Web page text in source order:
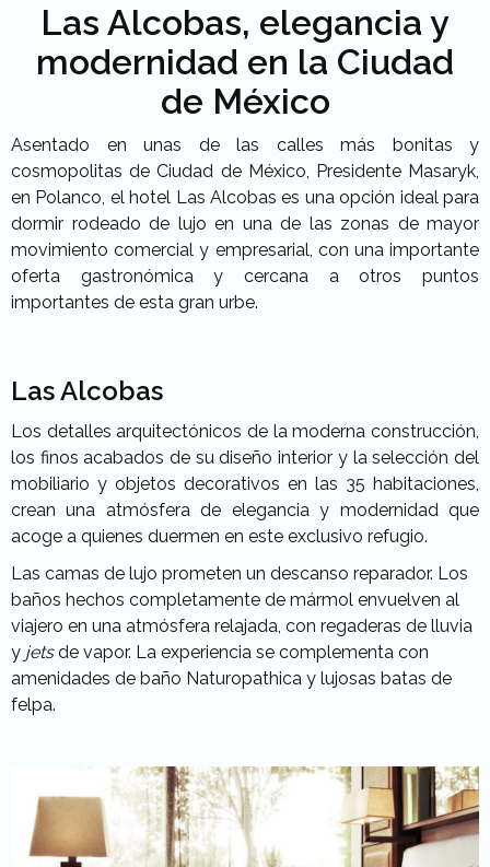
Las Alcobas, elegancia y
modernidad en la Ciudad
de México
Asentado en unas de las calles más bonitas y
cosmopolitas de Ciudad de México, Presidente Masaryk,
en Polanco, el hotel Las Alcobas es una opción ideal para
dormir rodeado de lujo en una de las zonas de mayor
movimiento comercial y empresarial, con una importante
oferta gastronómica y cercana a otros puntos
importantes de esta gran urbe.
Las Alcobas
Los detalles arquitectónicos de la moderna construcción,
los finos acabados de su diseño interior y la selección del
mobiliario y objetos decorativos en las 35 habitaciones,
crean una atmósfera de elegancia y modernidad que
acoge a quienes duermen en este exclusivo refugio.
Las camas de lujo prometen un descanso reparador. Los
baños hechos completamente de mármol envuelven al
viajero en una atmósfera relajada, con regaderas de lluvia
y jetsde vapor. La experiencia se complementa con
amenidades de baño Naturopathica y lujosas batas de
felpa.